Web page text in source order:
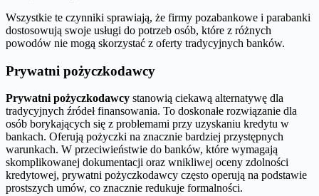
Wszystkie te czynniki sprawiają, że firmy pozabankowe i parabanki
dostosowują swoje usługi do potrzeb osób, które z różnych
powodów nie mogą skorzystać z oferty tradycyjnych banków.
Prywatni pożyczkodawcy
Prywatni pożyczkodawcy stanowią ciekawą alternatywę dla
tradycyjnych źródeł finansowania. To doskonałe rozwiązanie dla
osób borykających się z problemami przy uzyskaniu kredytu w
bankach. Oferują pożyczki na znacznie bardziej przystępnych
warunkach. W przeciwieństwie do banków, które wymagają
skomplikowanej dokumentacji oraz wnikliwej oceny zdolności
kredytowej, prywatni pożyczkodawcy często operują na podstawie
prostszych umów, co znacznie redukuje formalności.